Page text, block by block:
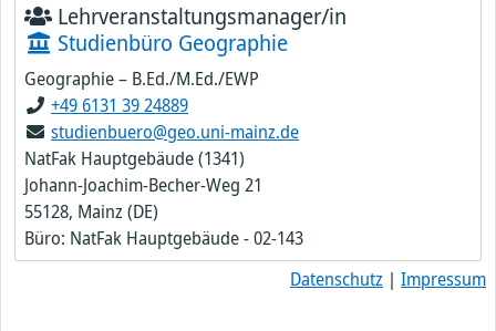
Lehrveranstaltungsmanager/in
Studienbüro Geographie
Geographie – B.Ed./M.Ed./EWP
+49 6131 39 24889
studienbuero@geo.uni-mainz.de
NatFak Hauptgebäude (1341)
Johann-Joachim-Becher-Weg 21
55128, Mainz (DE)
Büro: NatFak Hauptgebäude - 02-143
Datenschutz | Impressum